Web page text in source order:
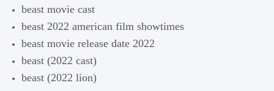
beast movie cast
beast 2022 american film showtimes
beast movie release date 2022
beast (2022 cast)
beast (2022 lion)